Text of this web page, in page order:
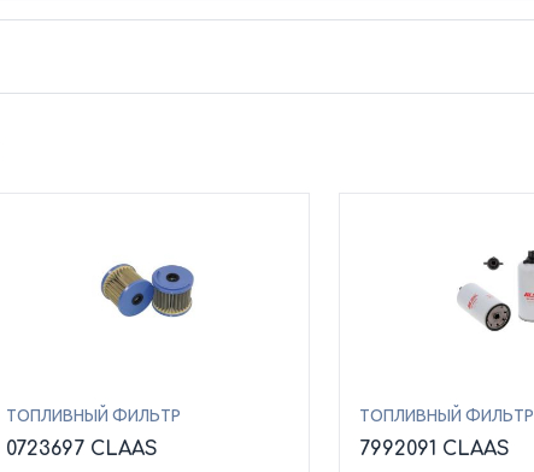
ТОПЛИВНЫЙ ФИЛЬТР
0723697 CLAAS
ТОПЛИВНЫЙ ФИЛЬТР
7992091 CLAAS